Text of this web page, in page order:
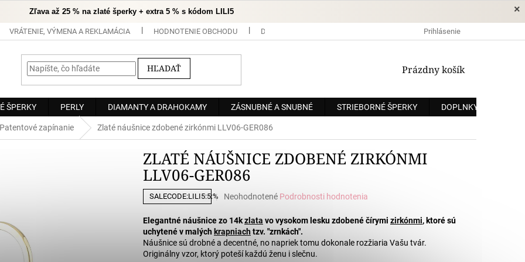
×
Zľava až 25 % na zlaté šperky + extra 5 % s kódom LILI5
VRÁTENIE, VÝMENA A REKLAMÁCIA HODNOTENIE OBCHODU DOPRAVA A PLATBA OCHRANA OSOBNÝCH ÚDAJOV
Prihlásenie
HĽADAŤ
NÁKUPNÝ
Prázdny košík
ŠPERKY PERLY DIAMANTY A DRAHOKAMY ZÁSNUBNÉ A SNUBNÉ STRIEBORNÉ ŠPERKY DOPLNKY
Patentové zapínanie Zlaté náušnice zdobené zirkónmi LLV06-GER086
ZLATÉ NÁUŠNICE ZDOBENÉ ZIRKÓNMI
LLV06-GER086
SALECODE:LILI5:5:%
Priemerné
produktu
je
0,0
z
Neohodnotené Podrobnosti hodnotenia
Elegantné náušnice zo 14kzlata vo vysokom lesku zdobené čírymi zirkónmi, ktoré sú
uchytené v malých krapniachtzv. "zrnkách".
Náušnice sú drobné a decentné, no napriek tomu dokonale rozžiaria Vašu tvár.
Originálny vzor, ktorý poteší každú ženu i slečnu.